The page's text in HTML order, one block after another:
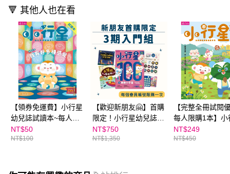
🔻 其他人也在看
【領券免運費】小行星
幼兒誌試讀本~每人限
購一份
NT$50
NT$100
【歡迎新朋友🤗】首購
限定！小行星幼兒誌3
期（新刊3期）
NT$750
NT$1,350
【完整全冊試閱
每人限購1本】小
幼兒誌★2024年
號★大自然的禮
NT$249
NT$450